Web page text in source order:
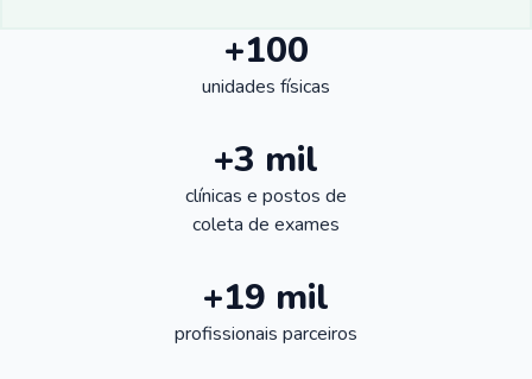
+100
unidades físicas
+3 mil
clínicas e postos de
coleta de exames
+19 mil
profissionais parceiros